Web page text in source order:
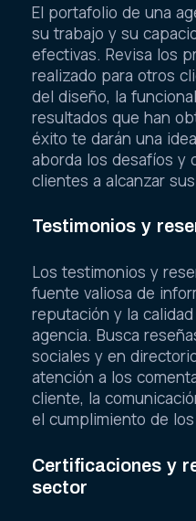
El portafolio de una
su trabajo y su
efectivas. Revisa los
realizado para otros
del diseño, la
resultados que han
éxito te darán una
aborda los desafíos y
clientes a alcanzar
Testimonios y
Los testimonios y
fuente valiosa de
reputación y la
agencia. Busca
sociales y en
atención a los
cliente, la
el cumplimiento de
Certificaciones y
sector